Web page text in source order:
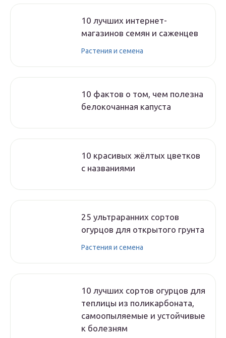
10 лучших интернет-
магазинов семян и саженцев
Растения и семена
10 фактов о том, чем полезна
белокочанная капуста
10 красивых жёлтых цветков
с названиями
25 ультраранних сортов
огурцов для открытого грунта
Растения и семена
10 лучших сортов огурцов для
теплицы из поликарбоната,
самоопыляемые и устойчивые
к болезням